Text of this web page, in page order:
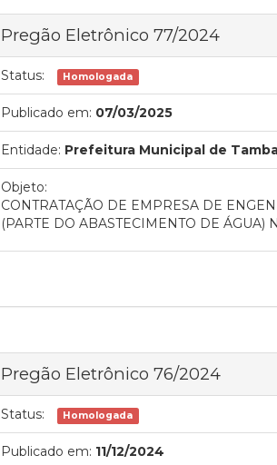
Pregão Eletrônico 77/2024
Status: Homologada
Publicado em: 07/03/2025
Entidade: Prefeitura Municipal de
Objeto:
CONTRATAÇÃO DE EMPRESA DE
(PARTE DO ABASTECIMENTO DE ÁGUA)
Pregão Eletrônico 76/2024
Status: Homologada
Publicado em: 11/12/2024